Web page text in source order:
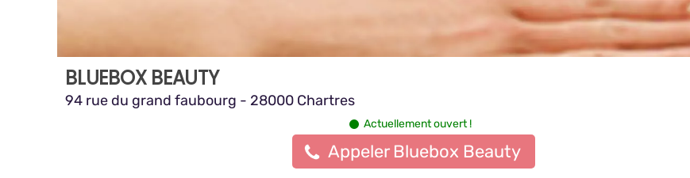
BLUEBOX BEAUTY
94 rue du grand faubourg - 28000 Chartres
Actuellement ouvert !
Appeler Bluebox Beauty